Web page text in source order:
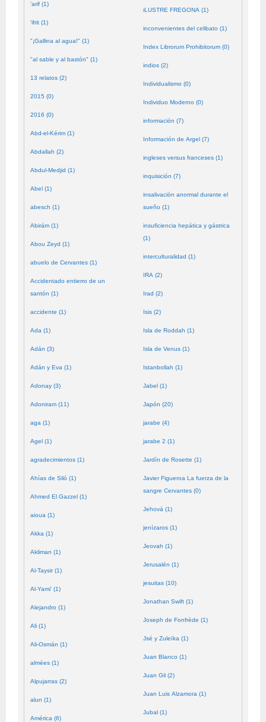
'arif (1)
'ifrit (1)
"¡Gallina al agua!" (1)
"al sable y al bastón" (1)
13 relatos (2)
2015 (0)
2016 (0)
Abd-el-Kérim (1)
Abdallah (2)
Abdul-Medjid (1)
Abel (1)
abesch (1)
Abirám (1)
Abou Zeyd (1)
abuelo de Cervantes (1)
Accidentado entierro de un
santón (1)
accidente (1)
Ada (1)
Adán (3)
Adán y Eva (1)
Adonay (3)
Adoniram (11)
aga (1)
Agel (1)
agradecimientos (1)
Ahías de Siló (1)
Ahmed El Gazzel (1)
aioua (1)
Akka (1)
Akliman (1)
Al-Taysir (1)
Al-Yami' (1)
Alejandro (1)
Ali (1)
Ali-Osmán (1)
almées (1)
Alpujarras (2)
alun (1)
América (6)
iLUSTRE FREGONA (1)
inconvenientes del celibato (1)
Index Librorum Prohibitorum (0)
indios (2)
Individualismo (0)
Individuo Moderno (0)
información (7)
Información de Argel (7)
ingleses versus franceses (1)
inquisición (7)
insalivación anormal durante el
sueño (1)
insuficiencia hepática y gástrica
(1)
interculturalidad (1)
IRA (2)
Irad (2)
Isis (2)
Isla de Roddah (1)
Isla de Venus (1)
Istanbollah (1)
Jabel (1)
Japón (20)
jarabe (4)
jarabe 2 (1)
Jardín de Rosette (1)
Javier Figueroa La fuerza de la
sangre Cervantes (0)
Jehová (1)
jenízaros (1)
Jeovah (1)
Jerusalén (1)
jesuitas (10)
Jonathan Swift (1)
Joseph de Fonfrède (1)
Jsé y Zuleïka (1)
Juan Blanco (1)
Juan Gil (2)
Juan Luis Alzamora (1)
Jubal (1)